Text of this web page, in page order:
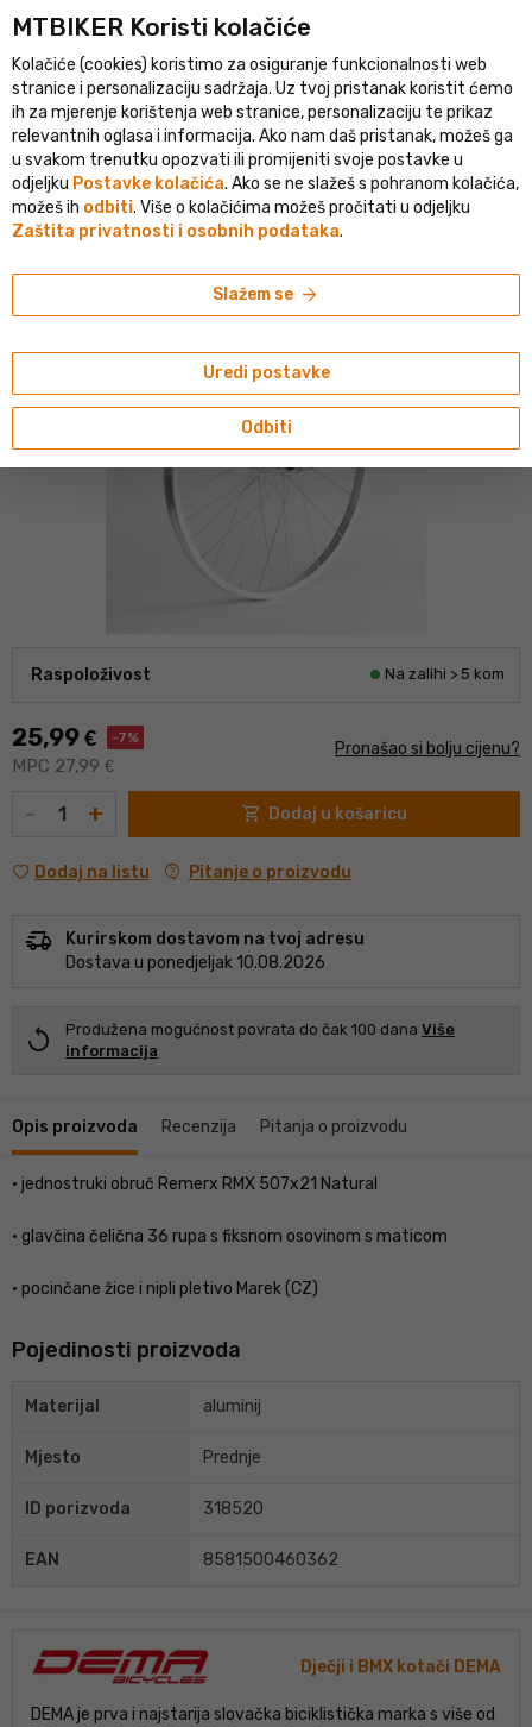
portal u srednjoj Europi Provjerena trgovina s više od 1
HR person menu
Pretraživanje search shopping_cart
homenavigate_nextKotači i obruči navigate_nextKotači sa žbicamanavigate_nextDječji i BMX kotači
DEMA
DEMA Junior 24" prednji kotač
Raspoloživost Na zalihi > 5 kom
25,99€ -7%
MPC 27,99 €
Pronašao si bolju cijenu?
- + shopping_cart Dodaj u košaricu
Dodaj na listu contact_support Pitanje o proizvodu
delivery_truck_speed
Kurirskom dostavom na tvoj adresu
Dostava u ponedjeljak 10.08.2026
replay Produžena mogućnost povrata do čak 100 dana Više
informacija
Opis proizvoda Recenzija Pitanja o proizvodu
• jednostruki obruč Remerx RMX 507x21 Natural
• glavčina čelična 36 rupa s fiksnom osovinom s maticom
• pocinčane žice i nipli pletivo Marek (CZ)
Pojedinosti proizvoda
Materijal aluminij
Mjesto Prednje
ID porizvoda 318520
EAN 8581500460362
Dječji i BMX kotači DEMA
DEMA je prva i najstarija slovačka biciklistička marka s više od
MTBIKER Koristi kolačiće
Kolačiće (cookies) koristimo za osiguranje funkcionalnosti web
stranice i personalizaciju sadržaja. Uz tvoj pristanak koristit ćemo
ih za mjerenje korištenja web stranice, personalizaciju te prikaz
relevantnih oglasa i informacija. Ako nam daš pristanak, možeš ga
u svakom trenutku opozvati ili promijeniti svoje postavke u
odjeljku Postavke kolačića. Ako se ne slažeš s pohranom kolačića,
možeš ih odbiti. Više o kolačićima možeš pročitati u odjeljku
Zaštita privatnosti i osobnih podataka.
Uredi postavke
Odbiti
Slažem se arrow_forward